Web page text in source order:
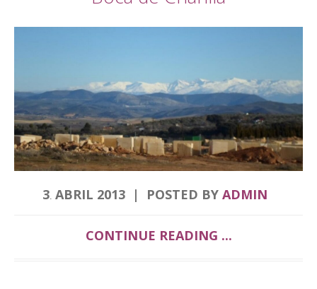
3. ABRIL 2013 POSTED BY ADMIN
CONTINUE READING ...